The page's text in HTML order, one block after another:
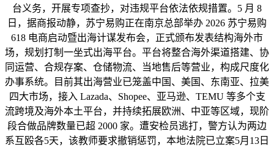
台义务，开展专项查抄，对违规平台依法依规措置。5 月 8
日，据商报动静，苏宁易购正在南京总部举办 2026 苏宁易购
618 电商启动暨出海计谋发布会，正式颁布发表结构海外市
场，规划打制一坐式出海平台。平台将整合海外渠道搭建、协
同运营、合规存案、仓储物流、当地售后等营业，构成尺度化
办事系统。目前其出海营业已笼盖中国、美国、东南亚、拉美
四大市场，接入 Lazada、Shopee、亚马逊、TEMU 等多个支
流跨境及海外本土平台，并持续拓展欧洲、中亚等区域，现阶
段合做品牌数量已超 2000 家。遭安检员逃打，警方认为两边
系互殴各5天，该教师要求撤销惩罚，本地法院已立案5月13日